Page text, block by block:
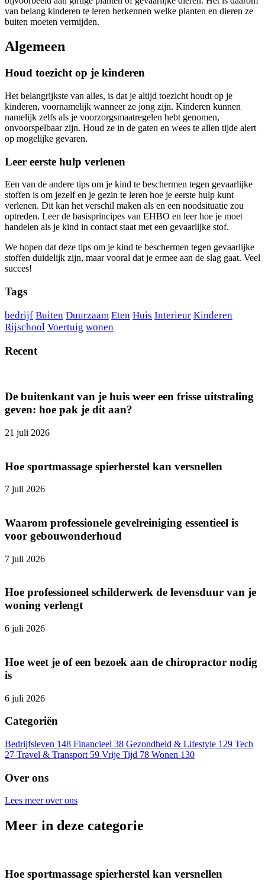
van belang kinderen te leren herkennen welke planten en dieren ze
buiten moeten vermijden.
Algemeen
Houd toezicht op je kinderen
Het belangrijkste van alles, is dat je altijd toezicht houdt op je
kinderen, voornamelijk wanneer ze jong zijn. Kinderen kunnen
namelijk zelfs als je voorzorgsmaatregelen hebt genomen,
onvoorspelbaar zijn. Houd ze in de gaten en wees te allen tijde alert
op mogelijke gevaren.
Leer eerste hulp verlenen
Een van de andere tips om je kind te beschermen tegen gevaarlijke
stoffen is om jezelf en je gezin te leren hoe je eerste hulp kunt
verlenen. Dit kan het verschil maken als en een noodsituatie zou
optreden. Leer de basisprincipes van EHBO en leer hoe je moet
handelen als je kind in contact staat met een gevaarlijke stof.
We hopen dat deze tips om je kind te beschermen tegen gevaarlijke
stoffen duidelijk zijn, maar vooral dat je ermee aan de slag gaat. Veel
succes!
Tags
bedrijf Buiten Duurzaam Eten Huis Interieur Kinderen
Rijschool Voertuig wonen
Recent
De buitenkant van je huis weer een frisse uitstraling
geven: hoe pak je dit aan?
21 juli 2026
Hoe sportmassage spierherstel kan versnellen
7 juli 2026
Waarom professionele gevelreiniging essentieel is
voor gebouwonderhoud
7 juli 2026
Hoe professioneel schilderwerk de levensduur van je
woning verlengt
6 juli 2026
Hoe weet je of een bezoek aan de chiropractor nodig
is
6 juli 2026
Categoriën
Bedrijfsleven 148 Financieel 38 Gezondheid & Lifestyle 129 Tech
27 Travel & Transport 59 Vrije Tijd 78 Wonen 130
Over ons
Lees meer over ons
Meer in deze categorie
Hoe sportmassage spierherstel kan versnellen